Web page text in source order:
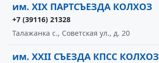
им. XIX ПАРТСЪЕЗДА КОЛХОЗ
+7 (39116) 21328
Талажанка с., Советская ул., д. 20
им. XXII СЪЕЗДА КПСС КОЛХОЗ